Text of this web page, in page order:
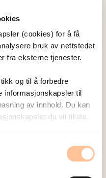
(cookies) for å få
bruk av nettstedet
fra eksterne tjenester.
og til å forbedre
informasjonskapsler til
av innhold. Du kan
du vil tillate.
og kompetanse
Formålet er å bidra
de helsemessige og